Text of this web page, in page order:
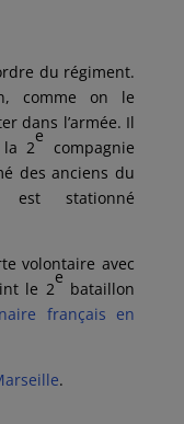
du régiment.
comme on le
dans l’armée. Il
la 2
e
compagnie
des anciens du
est stationné
volontaire avec
le 2
e
bataillon
français en
.